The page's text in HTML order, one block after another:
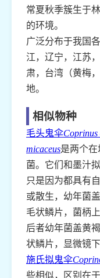
常夏秋季簇生于
的环境。
广泛分布于我国
江，辽宁，江苏
肃，台湾（黄梅
地。
相似物种
毛头鬼伞Coprinus
micaceus是两个
菌。它们和墨汁
只是因为都具有
或散生，幼年菌
毛状鳞片，菌柄
后者幼年菌盖黄
状鳞片，显微镜
施氏拟鬼伞
些相似，区别在